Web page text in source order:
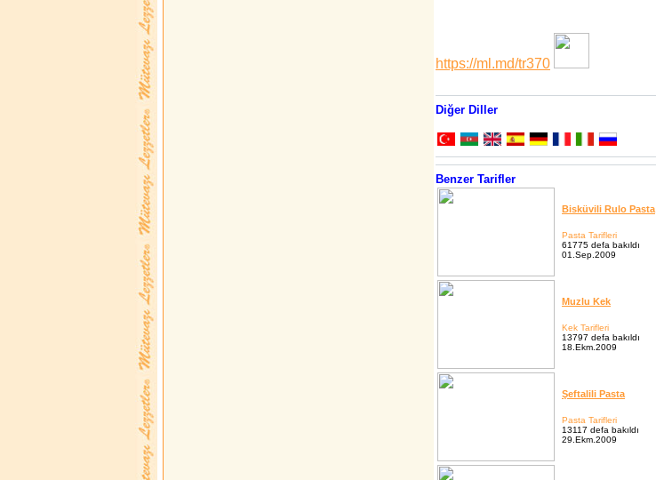
https://ml.md/tr370
Diğer Diller
Benzer Tarifler
Bisküvili Rulo Pasta
Pasta Tarifleri
61775 defa bakıldı
01.Sep.2009
Muzlu Kek
Kek Tarifleri
13797 defa bakıldı
18.Ekm.2009
Şeftalili Pasta
Pasta Tarifleri
13117 defa bakıldı
29.Ekm.2009